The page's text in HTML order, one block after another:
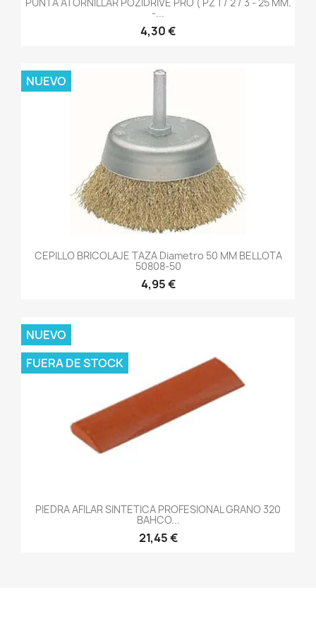
-...
4,30 €
CEPILLO BRICOLAJE TAZA Diametro 50 MM BELLOTA
50808-50
4,95 €
NUEVO
PIEDRA AFILAR SINTETICA PROFESIONAL GRANO 320
BAHCO...
21,45 €
NUEVO
FUERA DE STOCK